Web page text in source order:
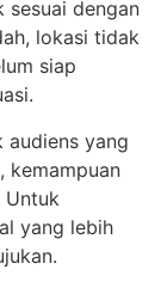
sesuai dengan
lokasi tidak
siap
audiens yang
kemampuan
Untuk
yang lebih